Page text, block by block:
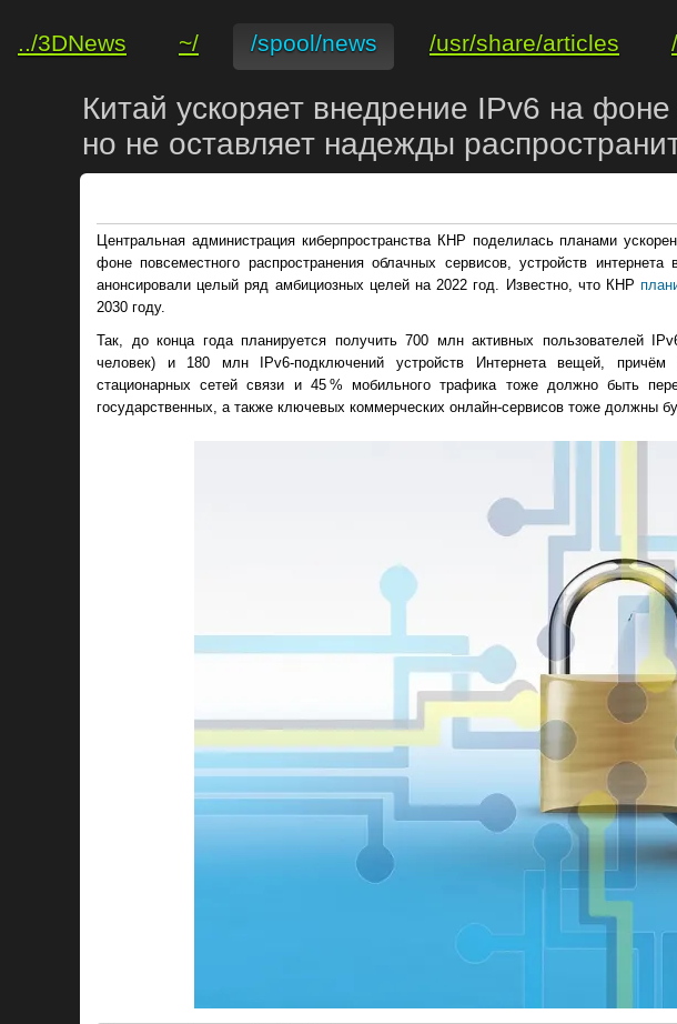
../3DNews ~/ /spool/news /usr/share/articles
Китай ускоряет внедрение IPv6 на
но не оставляет надежды
Центральная администрация киберпространства КНР поделилась планами
фоне повсеместного распространения облачных сервисов, устройств
анонсировали целый ряд амбициозных целей на 2022 год. Известно, что КНР
2030 году.
Так, до конца года планируется получить 700 млн активных пользователей
человек) и 180 млн IPv6-подключений устройств Интернета вещей,
стационарных сетей связи и 45 % мобильного трафика тоже должно быть
государственных, а также ключевых коммерческих онлайн-сервисов тоже должны